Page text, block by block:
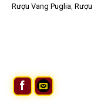
Rượu Vang Puglia, Rượu